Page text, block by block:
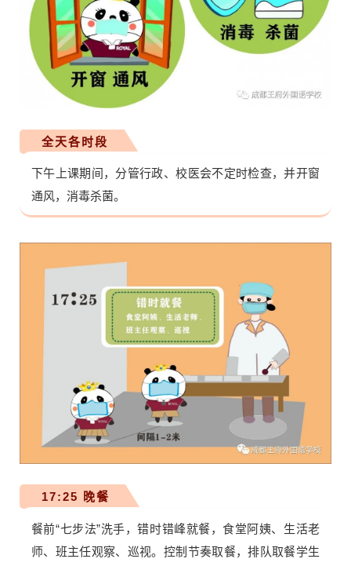
全天各时段
下午上课期间，分管行政、校医会不定时检查，并开窗
通风，消毒杀菌。
17:25 晚餐
餐前“七步法”洗手，错时错峰就餐，食堂阿姨、生活老
师、班主任观察、巡视。控制节奏取餐，排队取餐学生